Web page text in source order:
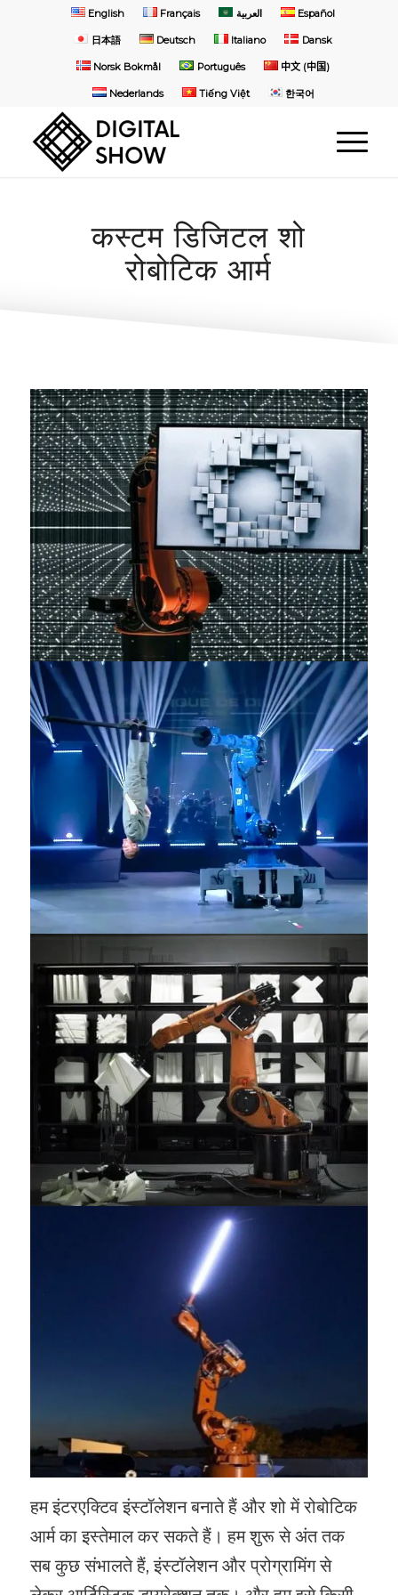
English Français العربية Español
日本語 Deutsch Italiano Dansk
Norsk Bokmål Português 中文 (中国)
Nederlands Tiếng Việt 한국어
कस्टम डिजिटल शो
रोबोटिक आर्म
हम इंटरएक्टिव इंस्टॉलेशन बनाते हैं और शो में रोबोटिक
आर्म का इस्तेमाल कर सकते हैं। हम शुरू से अंत तक
सब कुछ संभालते हैं, इंस्टॉलेशन और प्रोग्रामिंग से